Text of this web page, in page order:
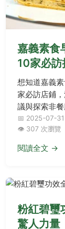
嘉義素食
10家必訪
想知道嘉義
家必訪店鋪
議與探索非
讓你愛上這份
📅 2025-07-31
👁️ 307 次瀏覽
閱讀全文 →
粉紅碧璽
驚人力量